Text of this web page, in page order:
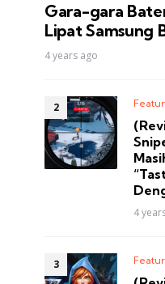
Gara-gara
Lipat Samsung
4 years ago
4